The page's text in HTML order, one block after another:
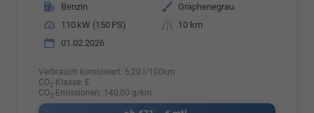
Kraftstoff
Benzin Außenfarbe
Graphenegrau
Leistung
110 kW (150 PS) Kilometerstand
10 km
01.02.2026
Verbrauch kombiniert: 6,20 l/100km
CO2-Klasse: E
CO2-Emissionen: 140,00 g/km